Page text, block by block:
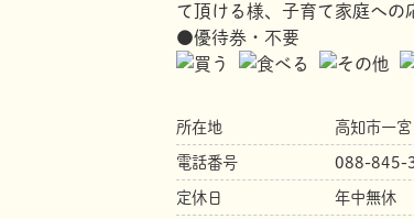
て頂ける様、子育て家庭への
●優待券・不要
所在地 高知市一
電話番号 088-845-
定休日 年中無休